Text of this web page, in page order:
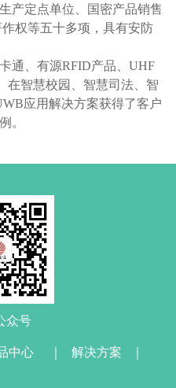
产定点单位、国密产品销售
权等五十多项，具有安防
通、有源RFID产品、UHF
在智慧校园、智慧司法、智
应用解决方案获得了客户
。
众号
中心 解决方案